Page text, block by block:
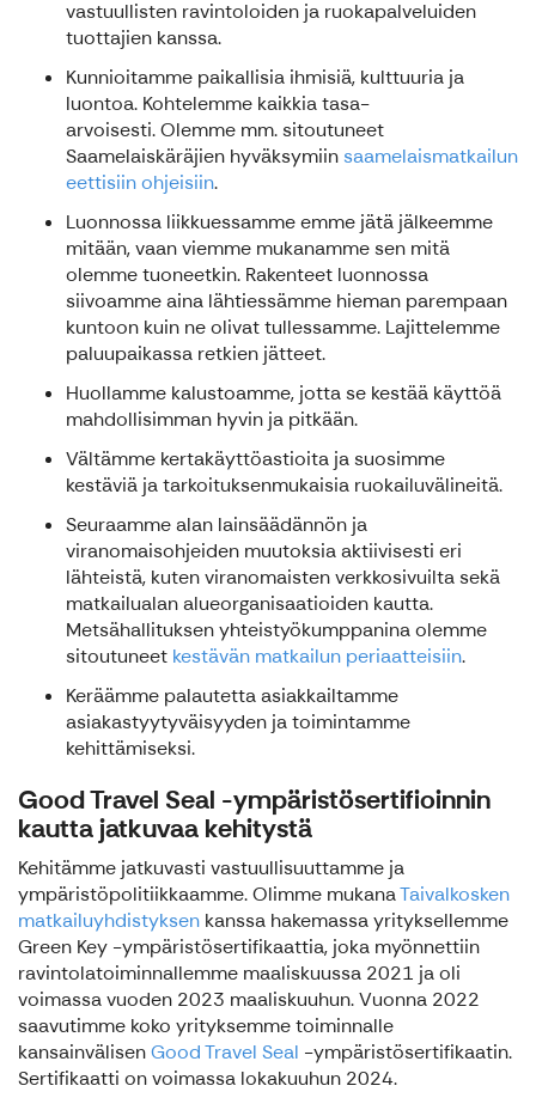
vastuullisten ravintoloiden ja ruokapalveluiden
tuottajien kanssa.
Kunnioitamme paikallisia ihmisiä, kulttuuria ja
luontoa. Kohtelemme kaikkia tasa-
arvoisesti. Olemme mm. sitoutuneet
Saamelaiskäräjien hyväksymiin saamelaismatkailun
eettisiin ohjeisiin.
Luonnossa liikkuessamme emme jätä jälkeemme
mitään, vaan viemme mukanamme sen mitä
olemme tuoneetkin. Rakenteet luonnossa
siivoamme aina lähtiessämme hieman parempaan
kuntoon kuin ne olivat tullessamme. Lajittelemme
paluupaikassa retkien jätteet.
Huollamme kalustoamme, jotta se kestää käyttöä
mahdollisimman hyvin ja pitkään.
Vältämme kertakäyttöastioita ja suosimme
kestäviä ja tarkoituksenmukaisia ruokailuvälineitä.
Seuraamme alan lainsäädännön ja
viranomaisohjeiden muutoksia aktiivisesti eri
lähteistä, kuten viranomaisten verkkosivuilta sekä
matkailualan alueorganisaatioiden kautta.
Metsähallituksen yhteistyökumppanina olemme
sitoutuneet kestävän matkailun periaatteisiin.
Keräämme palautetta asiakkailtamme
asiakastyytyväisyyden ja toimintamme
kehittämiseksi.
Good Travel Seal -ympäristösertifioinnin
kautta jatkuvaa kehitystä
Kehitämme jatkuvasti vastuullisuuttamme ja
ympäristöpolitiikkaamme. Olimme mukanaTaivalkosken
matkailuyhdistyksen kanssa hakemassa yrityksellemme
Green Key -ympäristösertifikaattia, joka myönnettiin
ravintolatoiminnallemme maaliskuussa 2021 ja oli
voimassa vuoden 2023 maaliskuuhun. Vuonna 2022
saavutimme koko yrityksemme toiminnalle
kansainvälisenGood Travel Seal -ympäristösertifikaatin.
Sertifikaatti on voimassa lokakuuhun 2024.